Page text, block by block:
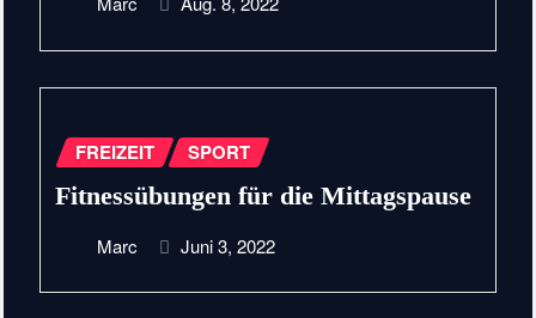
FREIZEIT SPORT
Fitnessübungen für die Mittagspause
Marc Juni 3, 2022